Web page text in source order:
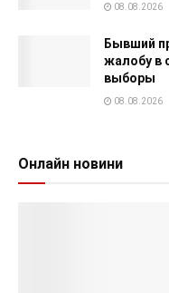
08.08.2026
Бывший
жалобу в
выборы
08.08.2026
Онлайн новини